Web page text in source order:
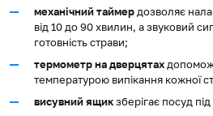
механічний таймер дозволяє
від 10 до 90 хвилин, а звуковий
готовність страви;
термометр на дверцятах
температурою випікання кожної
висувний ящикзберігає посуд